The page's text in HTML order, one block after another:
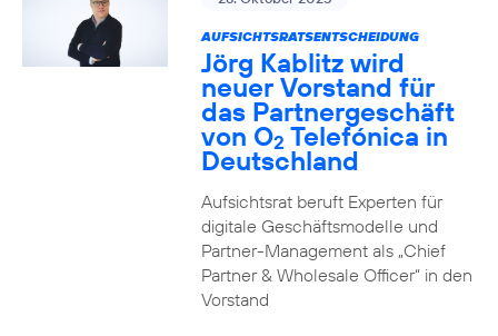
AUFSICHTSRATSENTSCHEIDUNG
Jörg Kablitz wird
neuer Vorstand für
das Partnergeschäft
von O2 Telefónica in
Deutschland
Aufsichtsrat beruft Experten für
digitale Geschäftsmodelle und
Partner-Management als „Chief
Partner & Wholesale Officer“ in den
Vorstand